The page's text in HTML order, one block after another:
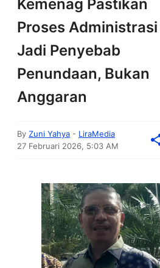
Kemenag Pastikan
Proses Administrasi
Jadi Penyebab
Penundaan, Bukan
Anggaran
By Zuni Yahya - LiraMedia
27 Februari 2026, 5:03 AM